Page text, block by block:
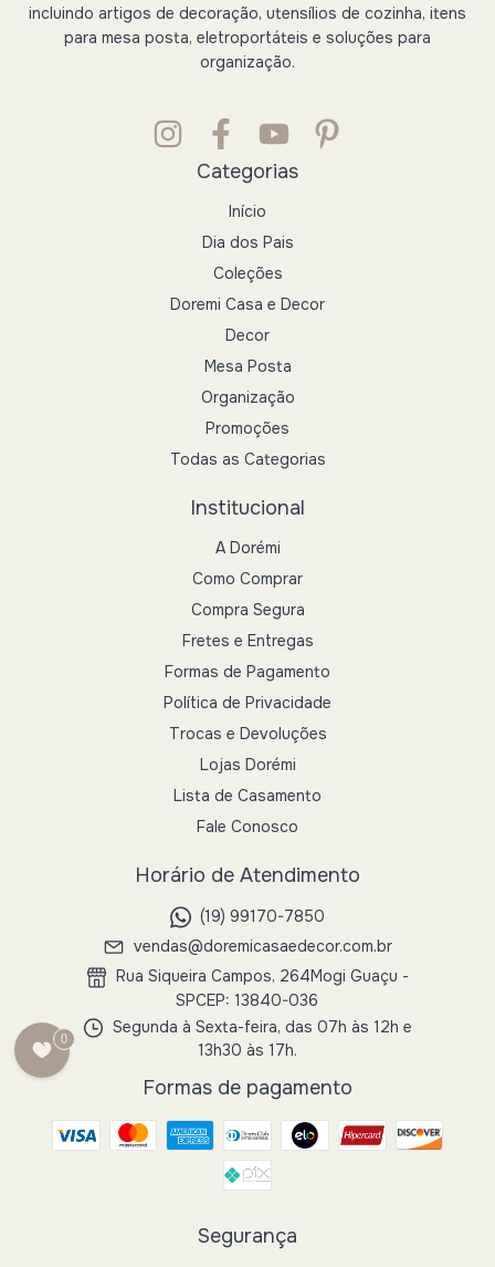
incluindo artigos de decoração, utensílios de cozinha, itens
para mesa posta, eletroportáteis e soluções para
organização.
Categorias
Início
Dia dos Pais
Coleções
Doremi Casa e Decor
Decor
Mesa Posta
Organização
Promoções
Todas as Categorias
Institucional
A Dorémi
Como Comprar
Compra Segura
Fretes e Entregas
Formas de Pagamento
Política de Privacidade
Trocas e Devoluções
Lojas Dorémi
Lista de Casamento
Fale Conosco
Horário de Atendimento
(19) 99170-7850
vendas@doremicasaedecor.com.br
Rua Siqueira Campos, 264Mogi Guaçu -
SPCEP: 13840-036
Segunda à Sexta-feira, das 07h às 12h e
13h30 às 17h.
Formas de pagamento
Segurança
0